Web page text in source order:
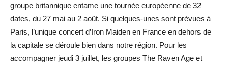
groupe britannique entame une tournée européenne de 32
dates, du 27 mai au 2 août. Si quelques-unes sont prévues à
Paris, l’unique concert d’Iron Maiden en France en dehors de
la capitale se déroule bien dans notre région. Pour les
accompagner jeudi 3 juillet, les groupes The Raven Age et